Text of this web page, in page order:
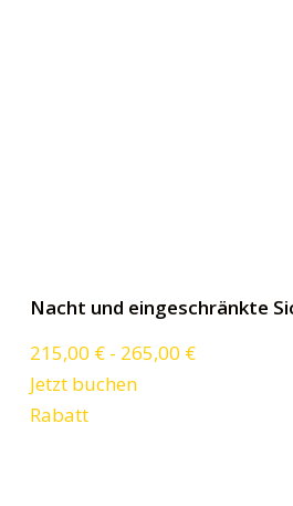
Nacht und eingeschränkte
215,00 €- 265,00 €
Jetzt buchen
Rabatt